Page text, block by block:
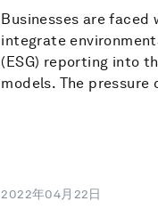
Businesses are faced
integrate
(ESG) reporting into
models. The
2022年04月22日